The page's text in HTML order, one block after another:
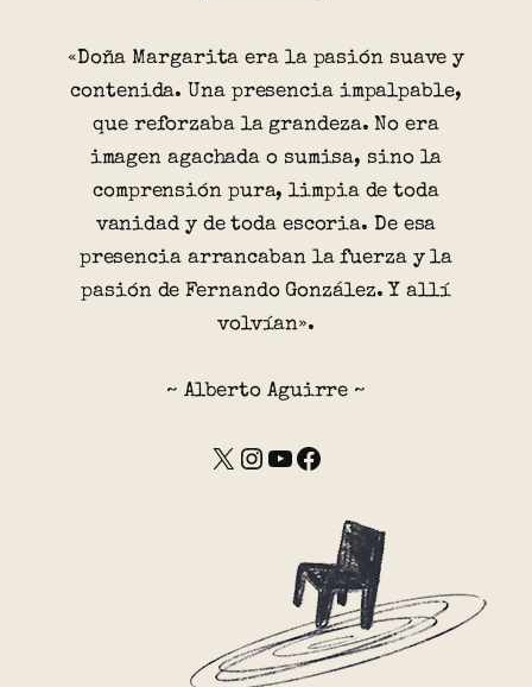
«Doña Margarita era la pasión suave y
contenida. Una presencia impalpable,
que reforzaba la grandeza. No era
imagen agachada o sumisa, sino la
comprensión pura, limpia de toda
vanidad y de toda escoria. De esa
presencia arrancaban la fuerza y la
pasión de Fernando González. Y allí
volvían».
~ Alberto Aguirre ~
X Instagram YouTube Facebook